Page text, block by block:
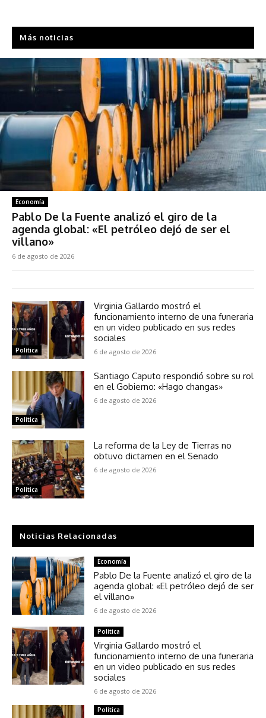
Más noticias
Economía
Pablo De la Fuente analizó el giro de la
agenda global: «El petróleo dejó de ser el
villano»
6 de agosto de 2026
Política
Virginia Gallardo mostró el
funcionamiento interno de una funeraria
en un video publicado en sus redes
sociales
6 de agosto de 2026
Política
Santiago Caputo respondió sobre su rol
en el Gobierno: «Hago changas»
6 de agosto de 2026
Política
La reforma de la Ley de Tierras no
obtuvo dictamen en el Senado
6 de agosto de 2026
Noticias Relacionadas
Economía
Pablo De la Fuente analizó el giro de la
agenda global: «El petróleo dejó de ser
el villano»
6 de agosto de 2026
Política
Virginia Gallardo mostró el
funcionamiento interno de una funeraria
en un video publicado en sus redes
sociales
6 de agosto de 2026
Política